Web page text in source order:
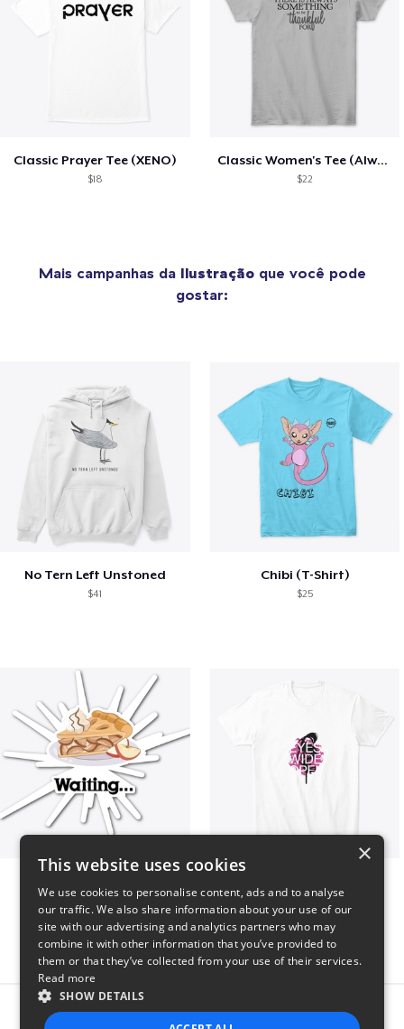
Classic Prayer Tee (XENO)
$18
Classic Women's Tee (Always Thankful)
$22
Mais campanhas da Ilustraçãoque você pode
gostar:
No Tern Left Unstoned
$41
Chibi (T-Shirt)
$25
$6 $24
Report this product
×
This website uses cookies
We use cookies to personalise content, ads and to analyse
our traffic. We also share information about your use of our
site with our advertising and analytics partners who may
combine it with other information that you’ve provided to
them or that they’ve collected from your use of their services.
Read more
SHOW DETAILS